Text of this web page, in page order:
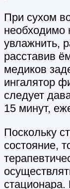
При сухом
необходимо
увлажнить,
расставив
медиков
ингалятор
следует
15 минут,
Поскольку
состояние,